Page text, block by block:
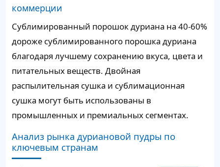
коммерции
Сублимированный порошок дуриана на 40-60%
дороже сублимированного порошка дуриана
благодаря лучшему сохранению вкуса, цвета и
питательных веществ. Двойная
распылительная сушка и сублимационная
сушка могут быть использованы в
промышленных и премиальных сегментах.
Анализ рынка дуриановой пудры по
ключевым странам